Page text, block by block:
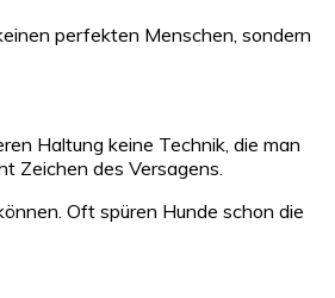
perfekten Menschen, sondern
Haltung keine Technik, die man
Zeichen des Versagens.
Oft spüren Hunde schon die